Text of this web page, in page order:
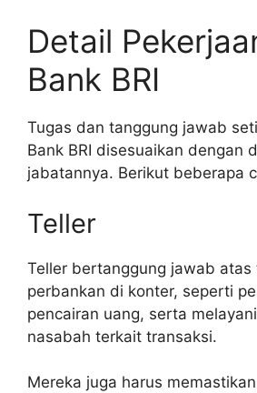
Detail
Bank BRI
Tugas dan tanggung jawab
Bank BRI disesuaikan dengan
jabatannya. Berikut beberapa
Teller
Teller bertanggung jawab atas
perbankan di konter, seperti
pencairan uang, serta
nasabah terkait transaksi.
Mereka juga harus